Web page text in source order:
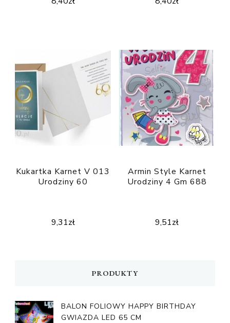
Kukartka Karnet V 013
Urodziny 60
9,31zł
Armin Style Karnet
Urodziny 4 Gm 688
9,51zł
PRODUKTY
BALON FOLIOWY HAPPY BIRTHDAY
GWIAZDA LED 65 CM